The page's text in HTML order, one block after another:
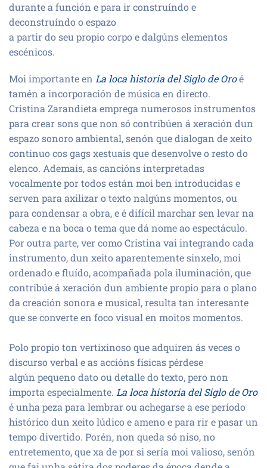
durante a función e para ir construíndo e
deconstruíndo o espazo
a partir do seu propio corpo e dalgúns elementos
escénicos.
Moi importante en La loca historia del Siglo de Oroé
tamén a incorporación de música en directo.
Cristina Zarandieta emprega numerosos instrumentos
para crear sons que non só contribúen á xeración dun
espazo sonoro ambiental, senón que dialogan de xeito
continuo cos gags xestuais que desenvolve o resto do
elenco. Ademais, as cancións interpretadas
vocalmente por todos están moi ben introducidas e
serven para axilizar o texto nalgúns momentos, ou
para condensar a obra, e é difícil marchar sen levar na
cabeza e na boca o tema que dá nome ao espectáculo.
Por outra parte, ver como Cristina vai integrando cada
instrumento, dun xeito aparentemente sinxelo, moi
ordenado e fluído, acompañada pola iluminación, que
contribúe á xeración dun ambiente propio para o plano
da creación sonora e musical, resulta tan interesante
que se converte en foco visual en moitos momentos.
Polo propio ton vertixinoso que adquiren ás veces o
discurso verbal e as accións físicas pérdese
algún pequeno dato ou detalle do texto, pero non
importa especialmente. La loca historia del Siglo de Oro
é unha peza para lembrar ou achegarse a ese período
histórico dun xeito lúdico e ameno e para rir e pasar un
tempo divertido. Porén, non queda só niso, no
entretemento, que xa de por si sería moi valioso, senón